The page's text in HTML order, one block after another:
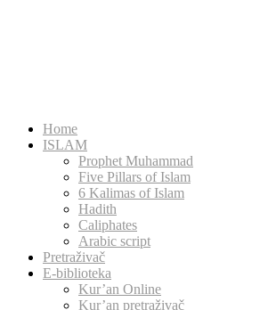
Home
ISLAM
Prophet Muhammad
Five Pillars of Islam
6 Kalimas of Islam
Hadith
Caliphates
Arabic script
Pretraživač
E-biblioteka
Kur’an Online
Kur’an pretraživač